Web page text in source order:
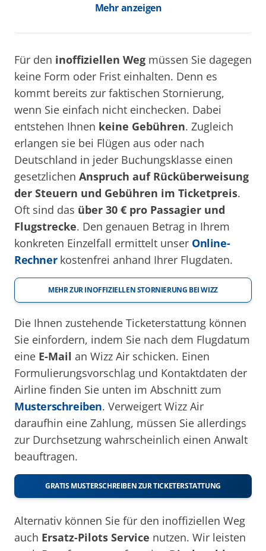
Mehr anzeigen
Für den inoffiziellen Weg müssen Sie dagegen
keine Form oder Frist einhalten. Denn es
kommt bereits zur faktischen Stornierung,
wenn Sie einfach nicht einchecken. Dabei
entstehen Ihnen keine Gebühren. Zugleich
erlangen sie bei Flügen aus oder nach
Deutschland in jeder Buchungsklasse einen
gesetzlichen Anspruch auf Rücküberweisung
der Steuern und Gebühren im Ticketpreis.
Oft sind das über 30 € pro Passagier und
Flugstrecke. Den genauen Betrag in Ihrem
konkreten Einzelfall ermittelt unser Online-
Rechnerkostenfrei anhand Ihrer Flugdaten.
MEHR ZUR INOFFIZIELLEN STORNIERUNG BEI WIZZ
Die Ihnen zustehende Ticketerstattung können
Sie einfordern, indem Sie nach dem Flugdatum
eine E-Mail an Wizz Air schicken. Einen
Formulierungsvorschlag und Kontaktdaten der
Airline finden Sie unten im Abschnitt zum
Musterschreiben. Verweigert Wizz Air
daraufhin eine Zahlung, müssen Sie allerdings
zur Durchsetzung wahrscheinlich einen Anwalt
beauftragen.
GRATIS MUSTERSCHREIBEN ZUR TICKETERSTATTUNG
Alternativ können Sie für den inoffiziellen Weg
auch Ersatz-Pilots Service nutzen. Wir leisten